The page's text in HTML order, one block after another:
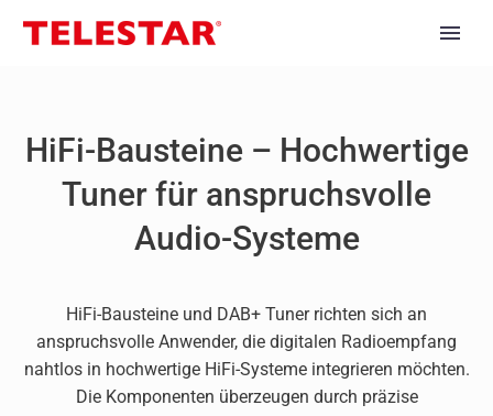
HiFi-Bausteine – Hochwertige
Tuner für anspruchsvolle
Audio-Systeme
HiFi-Bausteine und DAB+ Tuner richten sich an
anspruchsvolle Anwender, die digitalen Radioempfang
nahtlos in hochwertige HiFi-Systeme integrieren möchten.
Die Komponenten überzeugen durch präzise